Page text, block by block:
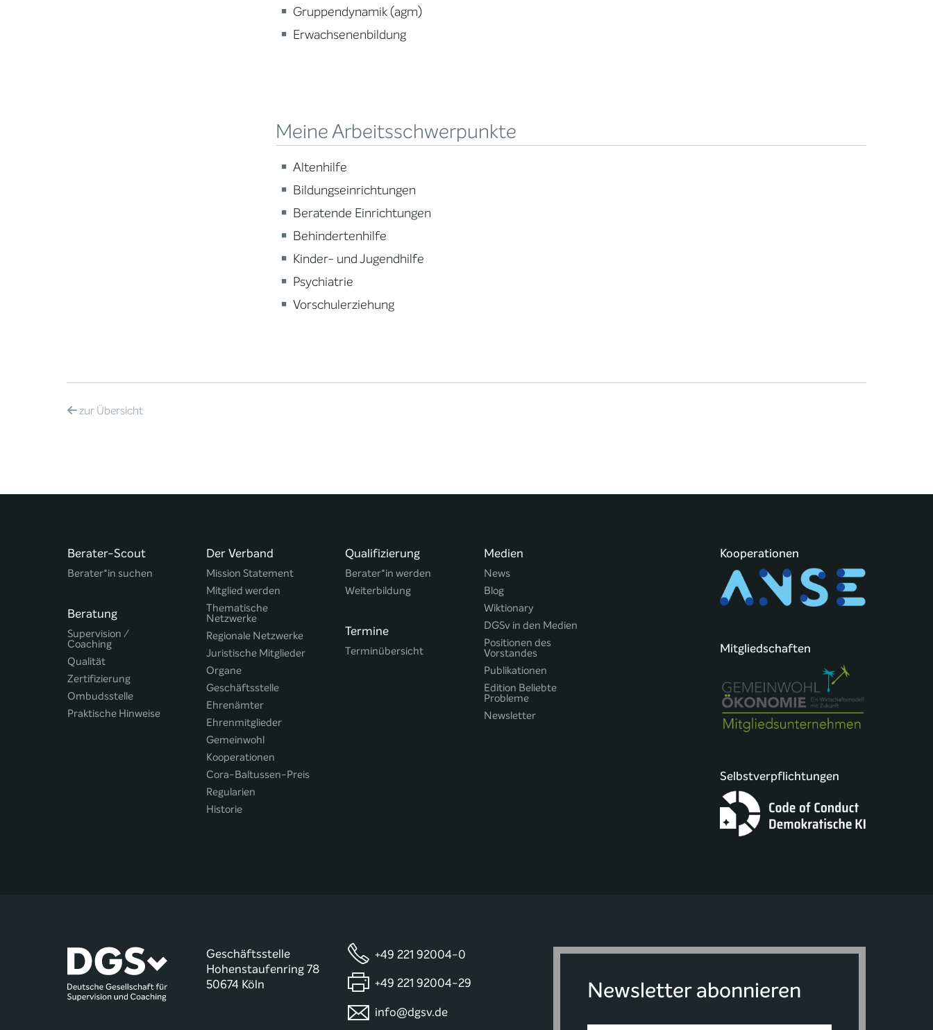
Gruppendynamik (agm)
Erwachsenenbildung
Meine Arbeitsschwerpunkte
Altenhilfe
Bildungseinrichtungen
Beratende Einrichtungen
Behindertenhilfe
Kinder- und Jugendhilfe
Psychiatrie
Vorschulerziehung
zurÜbersicht
Berater-Scout
Berater*in suchen
Beratung
Supervision /
Coaching
Qualität
Zertifizierung
Ombudsstelle
Praktische Hinweise
Der Verband
Mission Statement
Mitglied werden
Thematische
Netzwerke
Regionale Netzwerke
Juristische Mitglieder
Organe
Geschäftsstelle
Ehrenämter
Ehrenmitglieder
Gemeinwohl
Kooperationen
Cora-Baltussen-Preis
Regularien
Historie
Qualifizierung
Berater*in werden
Weiterbildung
Termine
Terminübersicht
Medien
News
Blog
Wiktionary
DGSv in den Medien
Positionen des
Vorstandes
Publikationen
Edition Beliebte
Probleme
Newsletter
Kooperationen
Mitgliedschaften
Selbstverpflichtungen
Geschäftsstelle
Hohenstaufenring 78
50674 Köln
+49 221 92004-0
+49 221 92004-29
info@dgsv.de
Newsletter abonnieren